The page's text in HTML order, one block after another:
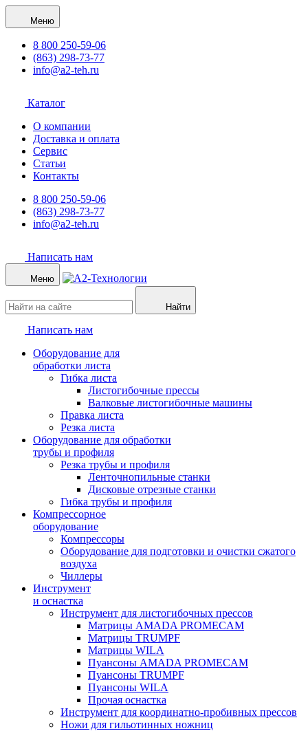
Меню
8 800 250-59-06
(863) 298-73-77
info@a2-teh.ru
Каталог
О компании
Доставка и оплата
Сервис
Статьи
Контакты
8 800 250-59-06
(863) 298-73-77
info@a2-teh.ru
Написать нам
Меню
Найти
Написать нам
Оборудование для
обработки листа
Гибка листа
Листогибочные прессы
Валковые листогибочные машины
Правка листа
Резка листа
Оборудование для обработки
трубы и профиля
Резка трубы и профиля
Ленточнопильные станки
Дисковые отрезные станки
Гибка трубы и профиля
Компрессорное
оборудование
Компрессоры
Оборудование для подготовки и очистки сжатого
воздуха
Чиллеры
Инструмент
и оснастка
Инструмент для листогибочных прессов
Матрицы AMADA PROMECAM
Матрицы TRUMPF
Матрицы WILA
Пуансоны AMADA PROMECAM
Пуансоны TRUMPF
Пуансоны WILA
Прочая оснастка
Инструмент для координатно-пробивных прессов
Ножи для гильотинных ножниц